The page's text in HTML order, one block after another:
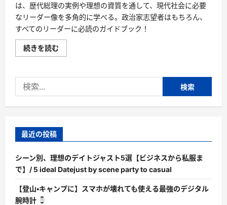
は、歴代総理の実例や理想の資質を通して、現代社会に必要
なリーダー像を多角的に学べる。政治家志望者はもちろん、
すべてのリーダーに必読のガイドブック！
続きを読む
破
退
報
に
て
い
私
た
ち
が
学
ぶ
索:
最近の投稿
シーン別、理想のデイトジャスト5選【ビジネスから私服ま
で】/ 5 ideal Datejust by scene party to casual
【登山・キャンプに】スマホが壊れても使える最強のデジタル
腕時計